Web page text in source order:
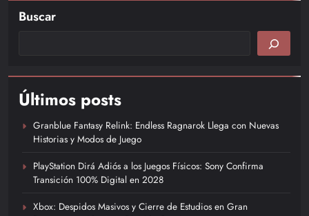
Leer más
Buscar
Últimos posts
Granblue Fantasy Relink: Endless Ragnarok Llega con Nuevas
Historias y Modos de Juego
PlayStation Dirá Adiós a los Juegos Físicos: Sony Confirma
Transición 100% Digital en 2028
Xbox: Despidos Masivos y Cierre de Estudios en Gran